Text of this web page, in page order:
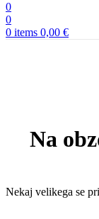
0
0
0 items 0,00 €
Na
Nekaj ​​velikega se